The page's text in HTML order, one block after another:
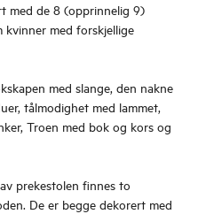
med de 8 (opprinnelig 9)
kvinner med forskjellige
med slange, den nakne
tålmodighet med lammet,
Troen med bok og kors og
prekestolen finnes to
De er begge dekorert med